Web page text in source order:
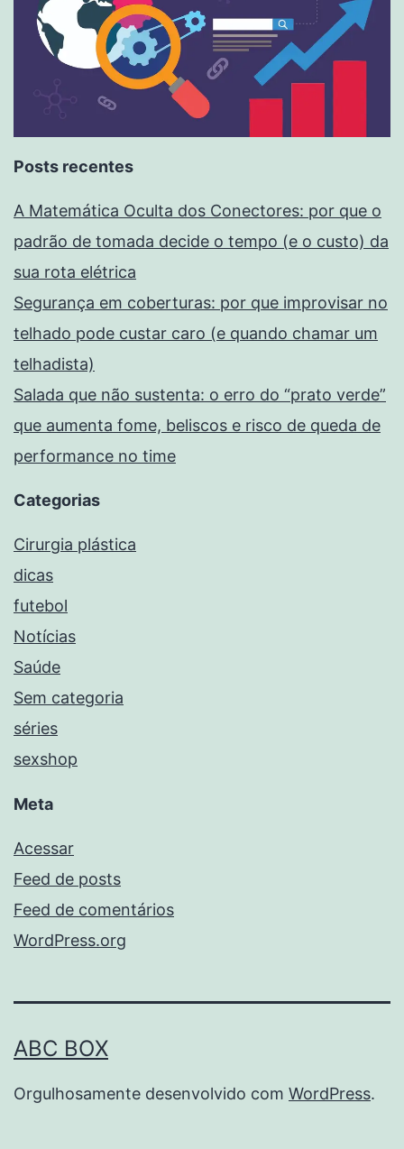
Posts recentes
A Matemática Oculta dos Conectores: por que o
padrão de tomada decide o tempo (e o custo) da
sua rota elétrica
Segurança em coberturas: por que improvisar no
telhado pode custar caro (e quando chamar um
telhadista)
Salada que não sustenta: o erro do “prato verde”
que aumenta fome, beliscos e risco de queda de
performance no time
Categorias
Cirurgia plástica
dicas
futebol
Notícias
Saúde
Sem categoria
séries
sexshop
Meta
Acessar
Feed de posts
Feed de comentários
WordPress.org
ABC BOX
Orgulhosamente desenvolvido com WordPress.